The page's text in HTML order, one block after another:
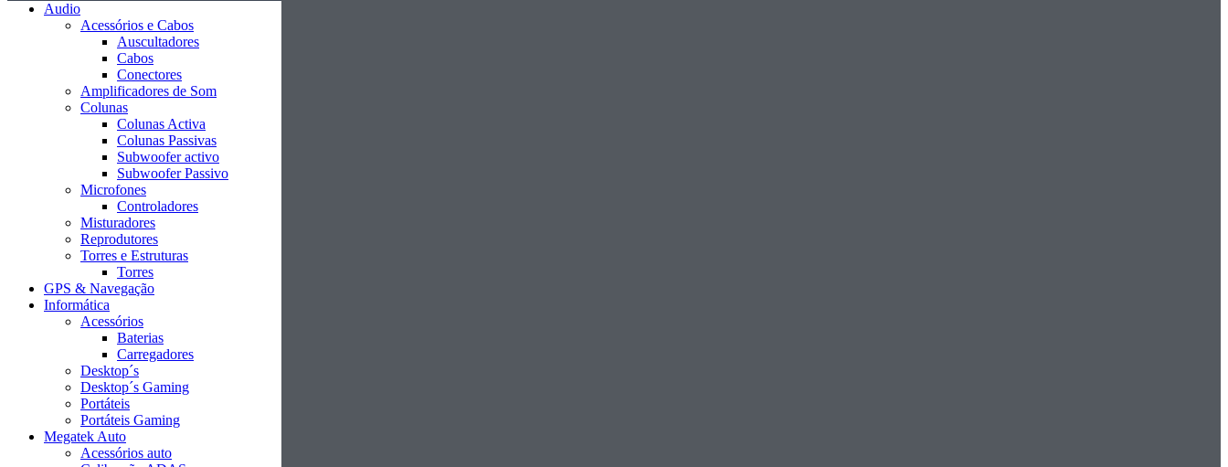
Audio
Acessórios e Cabos
Auscultadores
Cabos
Conectores
Amplificadores de Som
Colunas
Colunas Activa
Colunas Passivas
Subwoofer activo
Subwoofer Passivo
Microfones
Controladores
Misturadores
Reprodutores
Torres e Estruturas
Torres
GPS & Navegação
Informática
Acessórios
Baterias
Carregadores
Desktop´s
Desktop´s Gaming
Portáteis
Portáteis Gaming
Megatek Auto
Acessórios auto